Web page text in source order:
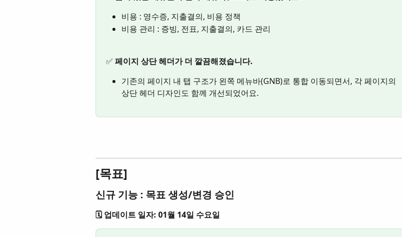
비용 : 영수증, 지출결의, 비용 정책
비용 관리 : 증빙, 전표, 지출결의, 카드 관리
✅ 페이지 상단 헤더가 더 깔끔해졌습니다.
기존의 페이지 내 탭 구조가 왼쪽 메뉴바(GNB)로 통합 이동되면서, 각 페이지의
상단 헤더 디자인도 함께 개선되었어요.
[목표]
신규 기능 : 목표 생성/변경 승인
🗓️ 업데이트 일자: 01월 14일 수요일